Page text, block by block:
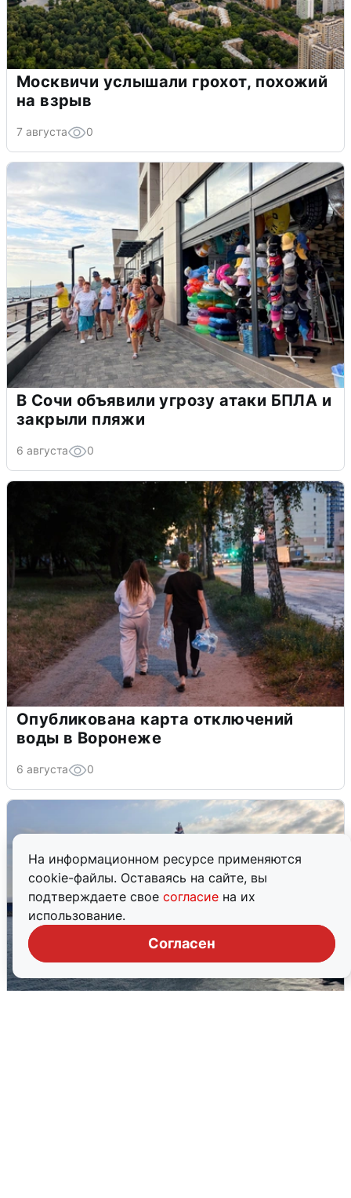
На информационном ресурсе применяются
cookie-файлы. Оставаясь на сайте, вы
подтверждаете свое согласие на их
использование.
Согласен
Москвичи услышали грохот, похожий
на взрыв
7 августа 0
В Сочи объявили угрозу атаки БПЛА и
закрыли пляжи
6 августа 0
Опубликована карта отключений
воды в Воронеже
6 августа 0